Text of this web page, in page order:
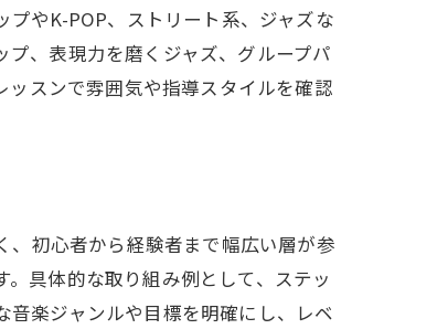
やK-POP、ストリート系、ジャズな
、表現力を磨くジャズ、グループパ
スンで雰囲気や指導スタイルを確認
、初心者から経験者まで幅広い層が参
具体的な取り組み例として、ステッ
楽ジャンルや目標を明確にし、レベ